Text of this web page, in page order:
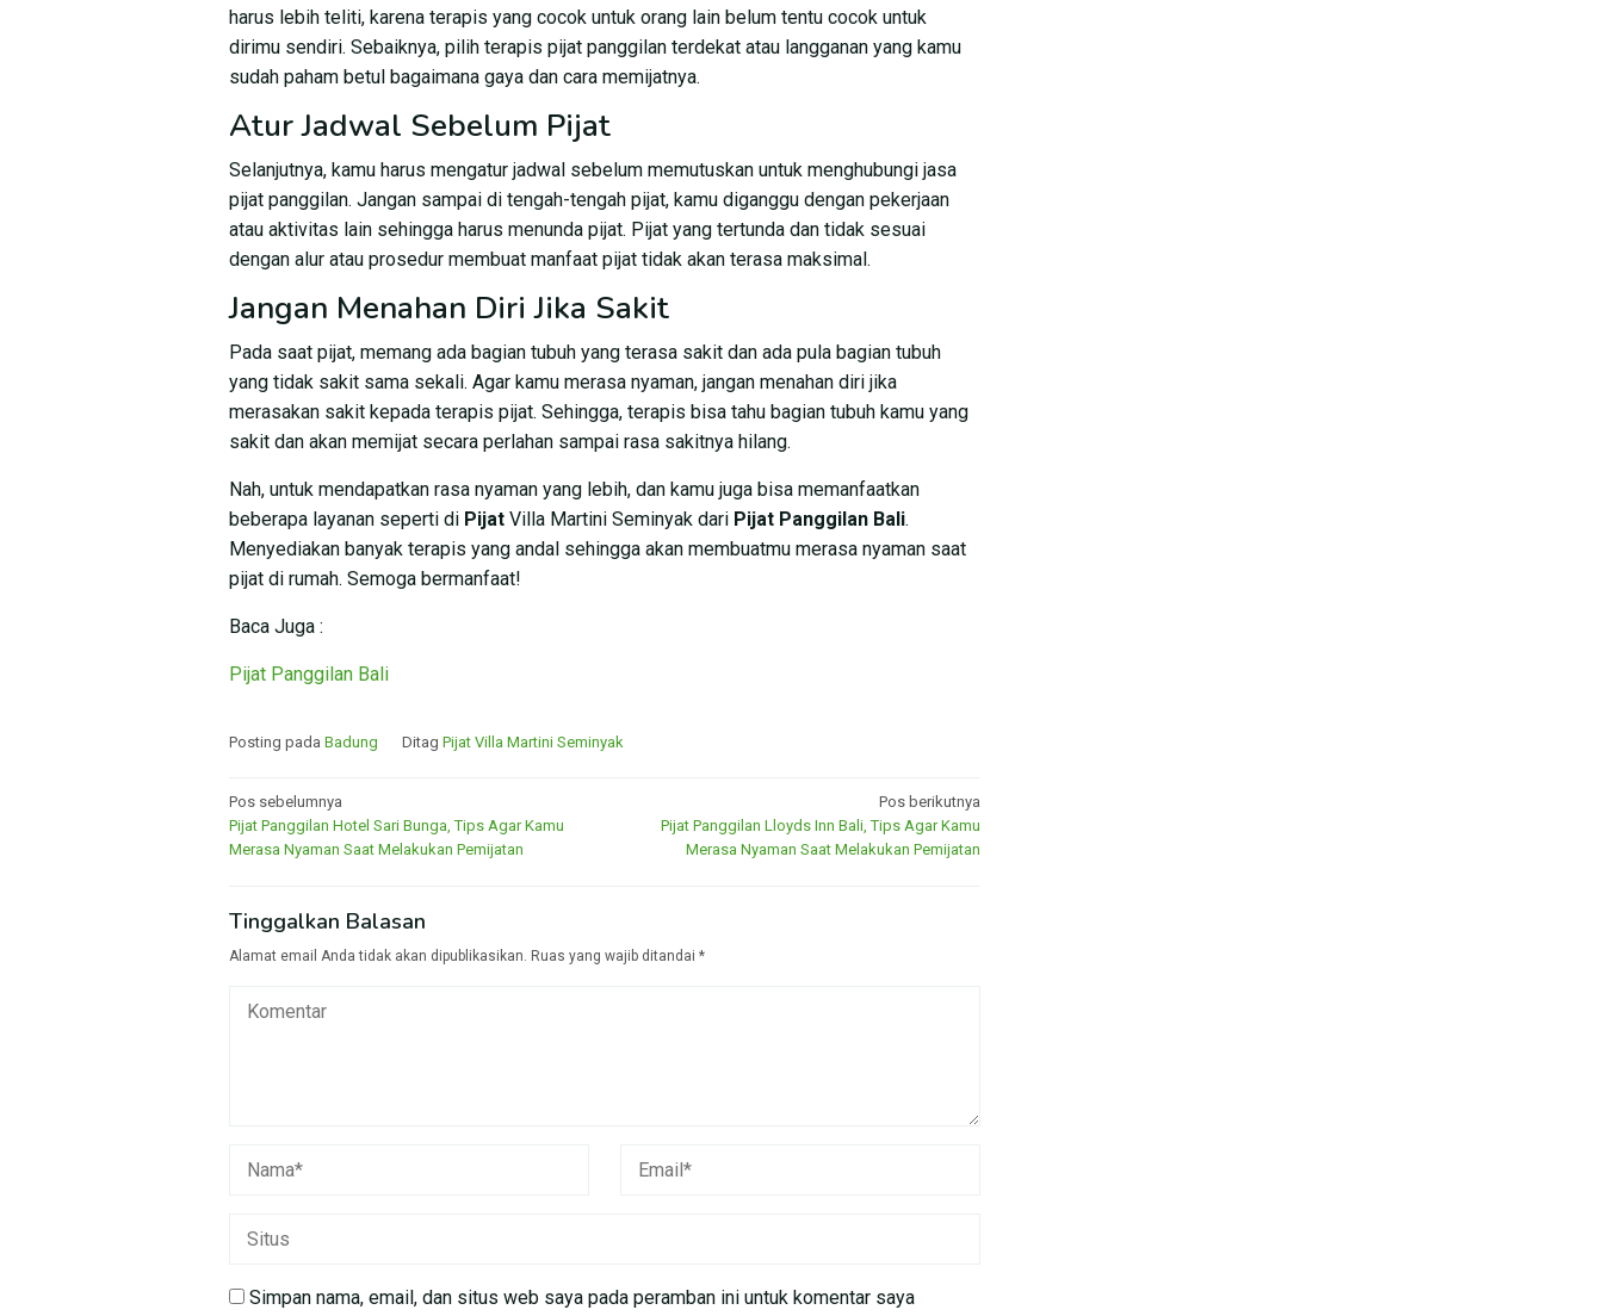
harus lebih teliti, karena terapis yang cocok untuk orang lain belum tentu cocok untuk
dirimu sendiri. Sebaiknya, pilih terapis pijat panggilan terdekat atau langganan yang kamu
sudah paham betul bagaimana gaya dan cara memijatnya.
Atur Jadwal Sebelum Pijat
Selanjutnya, kamu harus mengatur jadwal sebelum memutuskan untuk menghubungi jasa
pijat panggilan. Jangan sampai di tengah-tengah pijat, kamu diganggu dengan pekerjaan
atau aktivitas lain sehingga harus menunda pijat. Pijat yang tertunda dan tidak sesuai
dengan alur atau prosedur membuat manfaat pijat tidak akan terasa maksimal.
Jangan Menahan Diri Jika Sakit
Pada saat pijat, memang ada bagian tubuh yang terasa sakit dan ada pula bagian tubuh
yang tidak sakit sama sekali. Agar kamu merasa nyaman, jangan menahan diri jika
merasakan sakit kepada terapis pijat. Sehingga, terapis bisa tahu bagian tubuh kamu yang
sakit dan akan memijat secara perlahan sampai rasa sakitnya hilang.
Nah, untuk mendapatkan rasa nyaman yang lebih, dan kamu juga bisa memanfaatkan
beberapa layanan seperti di Pijat Villa Martini Seminyak dari Pijat Panggilan Bali.
Menyediakan banyak terapis yang andal sehingga akan membuatmu merasa nyaman saat
pijat di rumah. Semoga bermanfaat!
Baca Juga :
Pijat Panggilan Bali
Posting pada Badung Ditag Pijat Villa Martini Seminyak
Navigasi
pos
Pos sebelumnya
Pijat Panggilan Hotel Sari Bunga, Tips Agar Kamu
Merasa Nyaman Saat Melakukan Pemijatan
Pos berikutnya
Pijat Panggilan Lloyds Inn Bali, Tips Agar Kamu
Merasa Nyaman Saat Melakukan Pemijatan
Tinggalkan Balasan
Alamat email Anda tidak akan dipublikasikan. Ruas yang wajib ditandai *
Simpan nama, email, dan situs web saya pada peramban ini untuk komentar saya